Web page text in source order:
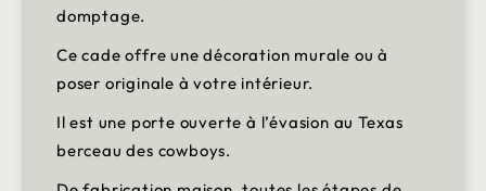
domptage.
Ce cade offre une décoration murale ou à
poser originale à votre intérieur.
Il est une porte ouverte à l’évasion au Texas
berceau des cowboys.